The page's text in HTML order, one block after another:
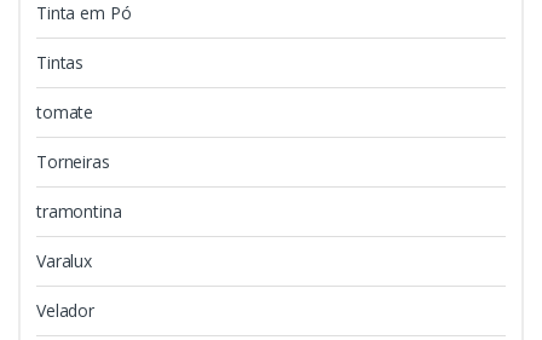
Tinta em Pó
Tintas
tomate
Torneiras
tramontina
Varalux
Velador